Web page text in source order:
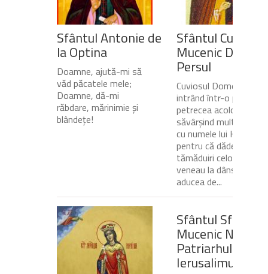
Sfântul Antonie de
la Optina
Doamne, ajută-mi să
văd păcatele mele;
Doamne, dă-mi
răbdare, mărinimie şi
blândeţe!
Sfântul Cuvios
Mucenic
Persul
Cuviosul Dometie
intrând într-o peșteră,
petrecea acolo
săvârșind multe minuni
cu numele lui Hristos,
pentru că dădea
tămăduiri celor ce
veneau la dânsul și îi
aducea de...
Sfântul Sfinţit
Mucenic Narcis,
Patriarhul
Ierusalimului